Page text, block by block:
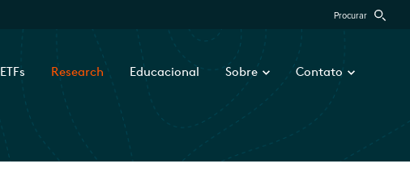
Procurar
Research Educacional Sobre Contato